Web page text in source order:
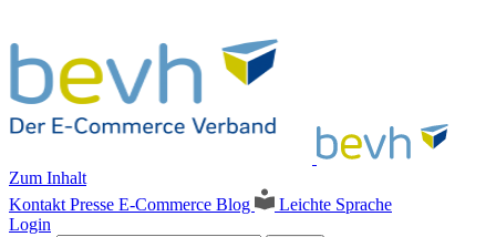
Zum Inhalt
Kontakt Presse E-Commerce Blog
Leichte Sprache
Login